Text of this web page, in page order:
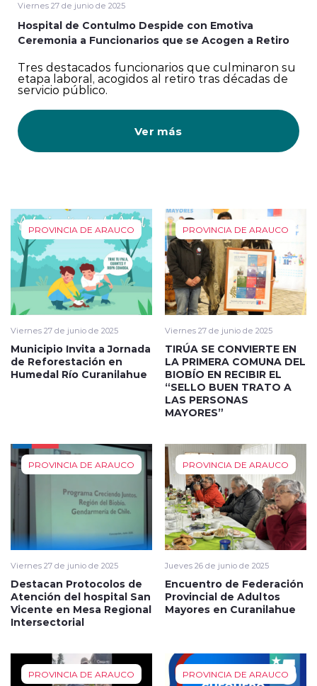
Viernes 27 de junio de 2025
Hospital de Contulmo Despide con Emotiva
Ceremonia a Funcionarios que se Acogen a Retiro
Tres destacados funcionarios que culminaron su
etapa laboral, acogidos al retiro tras décadas de
servicio público.
Ver más
PROVINCIA DE ARAUCO
Viernes 27 de junio de 2025
Municipio Invita a Jornada
de Reforestación en
Humedal Río Curanilahue
PROVINCIA DE ARAUCO
Viernes 27 de junio de 2025
TIRÚA SE CONVIERTE EN
LA PRIMERA COMUNA DEL
BIOBÍO EN RECIBIR EL
“SELLO BUEN TRATO A
LAS PERSONAS
MAYORES”
PROVINCIA DE ARAUCO
Viernes 27 de junio de 2025
Destacan Protocolos de
Atención del hospital San
Vicente en Mesa Regional
Intersectorial
PROVINCIA DE ARAUCO
Jueves 26 de junio de 2025
Encuentro de Federación
Provincial de Adultos
Mayores en Curanilahue
PROVINCIA DE ARAUCO PROVINCIA DE ARAUCO